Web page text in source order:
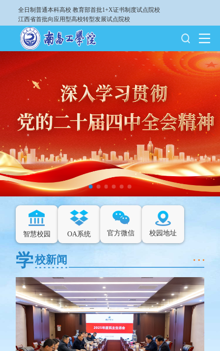
全日制普通本科高校 教育部首批1+X证书制度试点院校
江西省首批向应用型高校转型发展试点院校
智慧校园 OA系统 官方微信 校园地址
学校新闻